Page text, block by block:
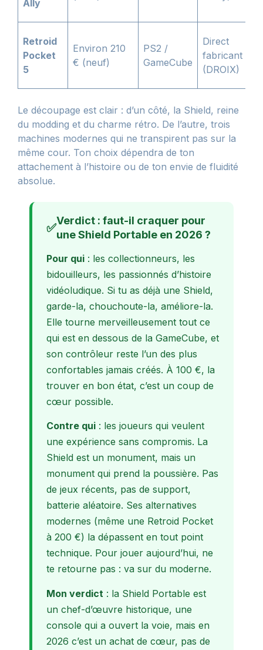
Ally
Retroid
Pocket
5
Environ 210
€ (neuf)
PS2 /
GameCube
Direct
fabricant
(DROIX)
Le découpage est clair : d’un côté, la Shield, reine
du modding et du charme rétro. De l’autre, trois
machines modernes qui ne transpirent pas sur la
même cour. Ton choix dépendra de ton
attachement à l’histoire ou de ton envie de fluidité
absolue.
✅
Verdict : faut-il craquer pour
une Shield Portable en 2026 ?
Pour qui : les collectionneurs, les
bidouilleurs, les passionnés d’histoire
vidéoludique. Si tu as déjà une Shield,
garde-la, chouchoute-la, améliore-la.
Elle tourne merveilleusement tout ce
qui est en dessous de la GameCube, et
son contrôleur reste l’un des plus
confortables jamais créés. À 100 €, la
trouver en bon état, c’est un coup de
cœur possible.
Contre qui : les joueurs qui veulent
une expérience sans compromis. La
Shield est un monument, mais un
monument qui prend la poussière. Pas
de jeux récents, pas de support,
batterie aléatoire. Ses alternatives
modernes (même une Retroid Pocket
à 200 €) la dépassent en tout point
technique. Pour jouer aujourd’hui, ne
te retourne pas : va sur du moderne.
Mon verdict : la Shield Portable est
un chef-d’œuvre historique, une
console qui a ouvert la voie, mais en
2026 c’est un achat de cœur, pas de